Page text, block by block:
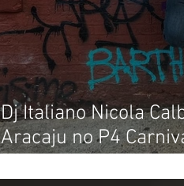
Dj Italiano Nicola
Aracaju no P4